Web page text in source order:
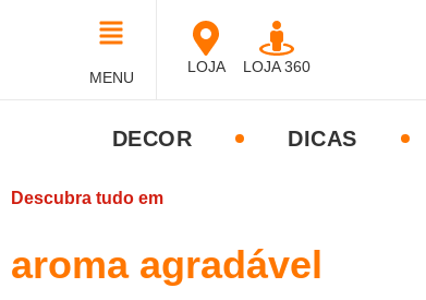
MENU
LOJA LOJA 360
DECOR DICAS
Descubra tudo em
aroma agradável